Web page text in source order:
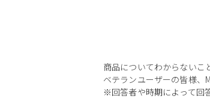
商品についてわからないこ
ベテランユーザーの皆様、
※回答者や時期によって回